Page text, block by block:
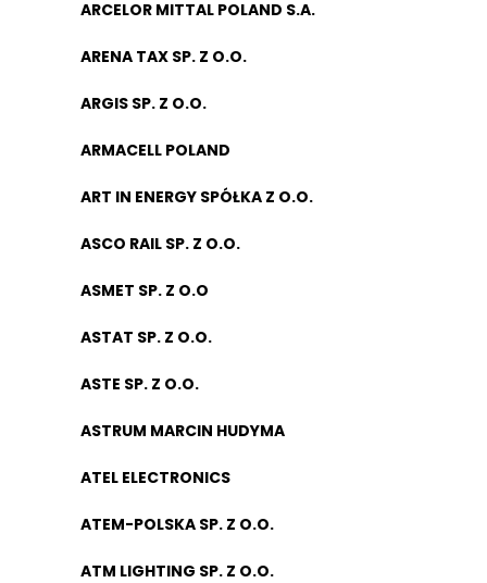
ARCELOR MITTAL POLAND S.A.
ARENA TAX SP. Z O.O.
ARGIS SP. Z O.O.
ARMACELL POLAND
ART IN ENERGY SPÓŁKA Z O.O.
ASCO RAIL SP. Z O.O.
ASMET SP. Z O.O
ASTAT SP. Z O.O.
ASTE SP. Z O.O.
ASTRUM MARCIN HUDYMA
ATEL ELECTRONICS
ATEM-POLSKA SP. Z O.O.
ATM LIGHTING SP. Z O.O.